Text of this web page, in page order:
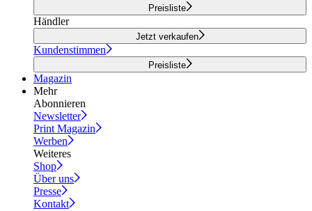
Preisliste
Händler
Jetzt verkaufen
Kundenstimmen
Preisliste
Magazin
Mehr
Abonnieren
Newsletter
Print Magazin
Werben
Weiteres
Shop
Über uns
Presse
Kontakt